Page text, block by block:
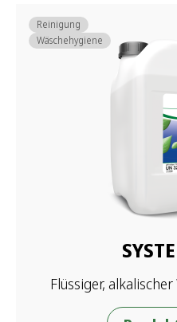
Flüssiger,
Reinigung
Wäschehygiene